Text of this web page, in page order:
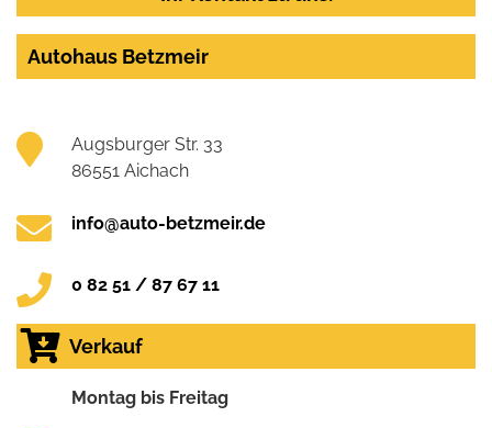
Autohaus Betzmeir
Augsburger Str. 33
86551 Aichach
info@auto-betzmeir.de
0 82 51 / 87 67 11
Verkauf
Montag bis Freitag